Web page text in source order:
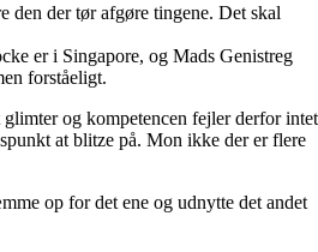
den der tør afgøre tingene. Det skal
er i Singapore, og Mads Genistreg
forståeligt.
og kompetencen fejler derfor intet
at blitze på. Mon ikke der er flere
op for det ene og udnytte det andet